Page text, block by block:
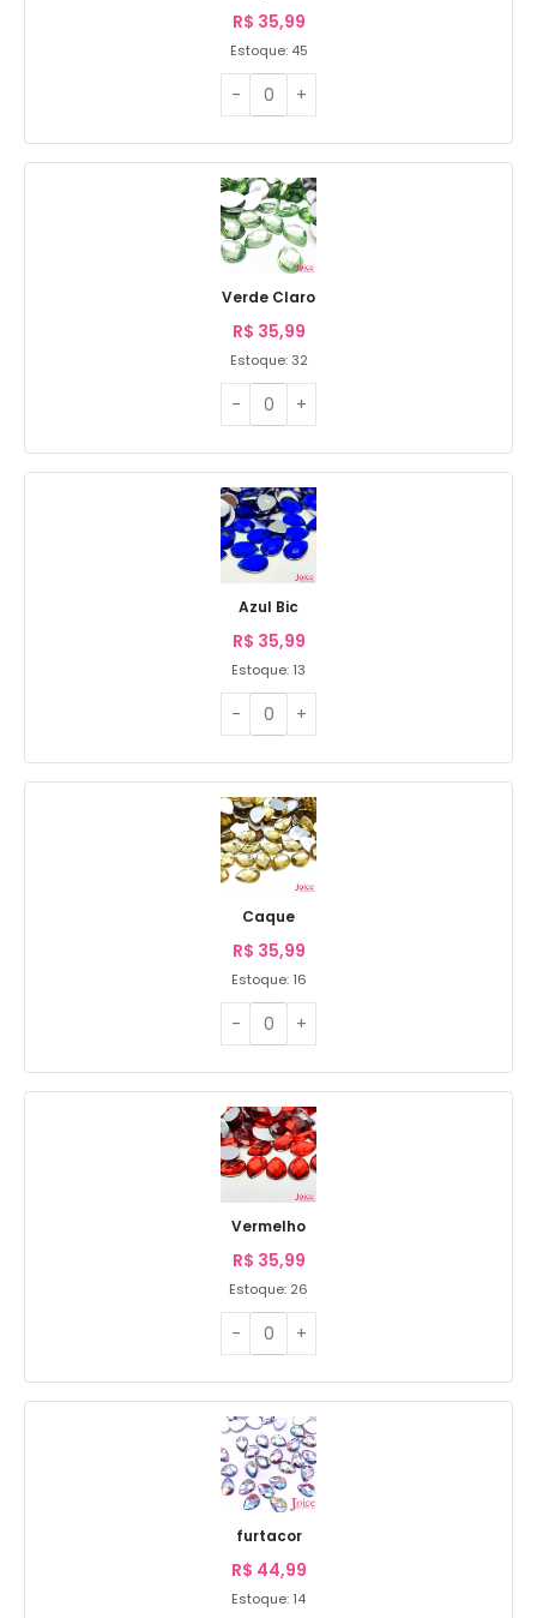
R$ 35,99
Estoque: 45
Verde Claro
R$ 35,99
Estoque: 32
Azul Bic
R$ 35,99
Estoque: 13
Caque
R$ 35,99
Estoque: 16
Vermelho
R$ 35,99
Estoque: 26
furtacor
R$ 44,99
Estoque: 14